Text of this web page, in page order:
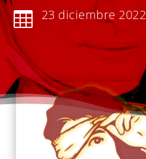
 23 diciembre 2022